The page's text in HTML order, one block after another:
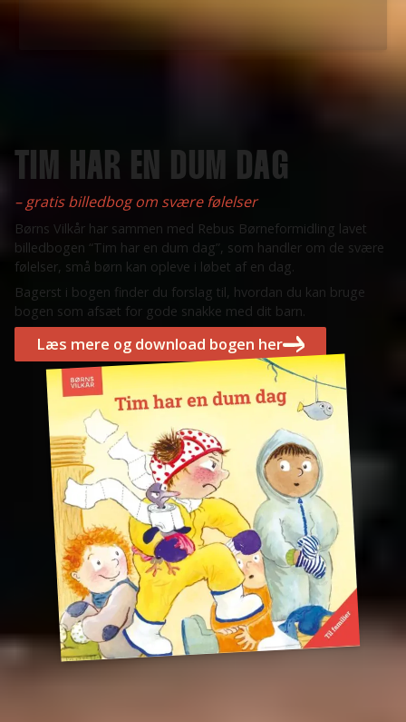
TIM HAR EN DUM DAG
– gratis billedbog om svære følelser
Børns Vilkår har sammen med Rebus Børneformidling lavet
billedbogen “Tim har en dum dag”, som handler om de svære
følelser, små børn kan opleve i løbet af en dag.
Bagerst i bogen finder du forslag til, hvordan du kan bruge
bogen som afsæt for gode snakke med dit barn.
Læs mere og download bogen her